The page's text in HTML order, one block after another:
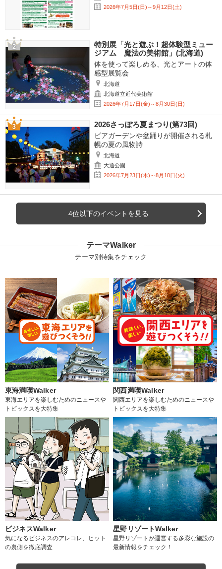
2026年7月5日(日)～9月12日(土)
特別展「光と遊ぶ！超体験型ミュー
ジアム 魔法の美術館」(北海道)
体を使って楽しめる、光とアートの体
感型展覧会
北海道
北海道立近代美術館
2026年7月17日(金)～8月30日(日)
2026さっぽろ夏まつり(第73回)
ビアガーデンや盆踊りが開催される札
幌の夏の風物詩
北海道
大通公園
2026年7月23日(木)～8月18日(火)
4位以下のイベントを見る
テーマWalker
テーマ別特集をチェック
東海満喫Walker
東海エリアを楽しむためのニュースや
トピックスを大特集
関西満喫Walker
関西エリアを楽しむためのニュースや
トピックスを大特集
ビジネスWalker
気になるビジネスのアレコレ、ヒット
の裏側を徹底調査
星野リゾートWalker
星野リゾートが運営する多彩な施設の
最新情報をチェック！